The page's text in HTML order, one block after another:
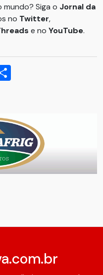
mundo? Siga o Jornal da
no Twitter,
e no YouTube.